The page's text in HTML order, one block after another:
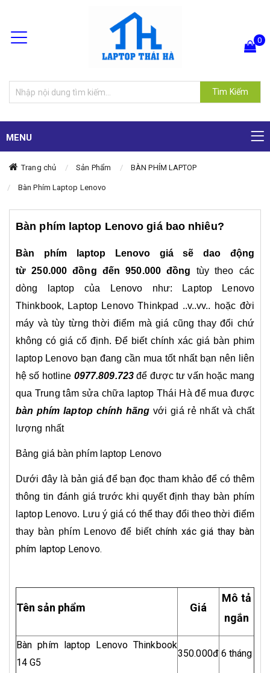
Tìm Kiếm
0
MENU
Trang chủ Sản Phẩm BÀN PHÍM LAPTOP
Bàn Phím Laptop Lenovo
Bàn phím laptop Lenovo giá bao nhiêu?
Bàn phím laptop Lenovo giá sẽ dao động
từ250.000 đồng đến 950.000 đồng tùy theo các
dòng laptop của Lenovo như: Laptop Lenovo
Thinkbook, Laptop Lenovo Thinkpad ..v..vv.. hoặc đời
máy và tùy từng thời điểm mà giá cũng thay đổi chứ
không có giá cố định. Để biết chính xác giá bàn phim
laptop Lenovo bạn đang cần mua tốt nhất bạn nên liên
hệ số hotline 0977.809.723để được tư vấn hoặc mang
qua Trung tâm sửa chữa laptop Thái Hà để mua được
bàn phím laptop chính hãng với giá rẻ nhất và chất
lượng nhất
Bảng giá bàn phím laptop Lenovo
Dưới đây là bản giá để bạn đọc tham khảo để có thêm
thông tin đánh giá trước khi quyết định thay bàn phím
laptop Lenovo. Lưu ý giá có thể thay đổi theo thời điểm
thay bàn phím Lenovo để biếtchính xác giá thay bàn
phím laptop Lenovo.
Tên sản phẩm Giá
Mô tả
ngắn
Bàn phím laptop Lenovo Thinkbook
14 G5
350.000đ 6 tháng